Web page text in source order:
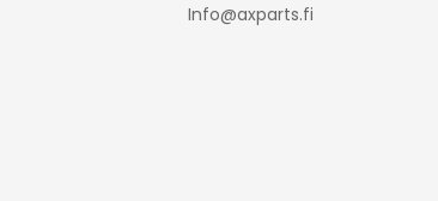
Info@axparts.fi